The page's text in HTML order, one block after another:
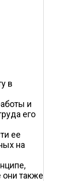
в
и
его
ее
на
они также